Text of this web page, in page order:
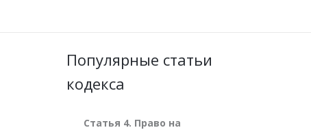
Популярные статьи
кодекса
Статья 4. Право на